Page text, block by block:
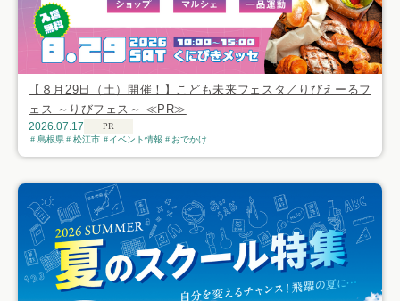
【８月29日（土）開催！】こども未来フェスタ／りびえーるフ
ェス ～りびフェス～ ≪PR≫
2026.07.17
PR
島根県
松江市 イベント情報 おでかけ